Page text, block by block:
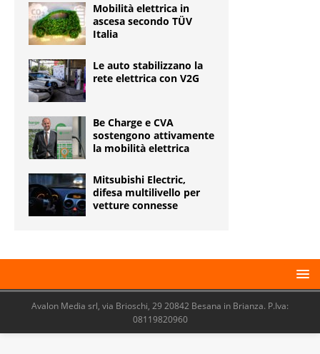
Mobilità elettrica in
ascesa secondo TÜV
Italia
Le auto stabilizzano la
rete elettrica con V2G
Be Charge e CVA
sostengono attivamente
la mobilità elettrica
Mitsubishi Electric,
difesa multilivello per
vetture connesse
Avalon Media srl, via Brioschi, 29 20842 Besana in Brianza. P.Iva:
08119820960